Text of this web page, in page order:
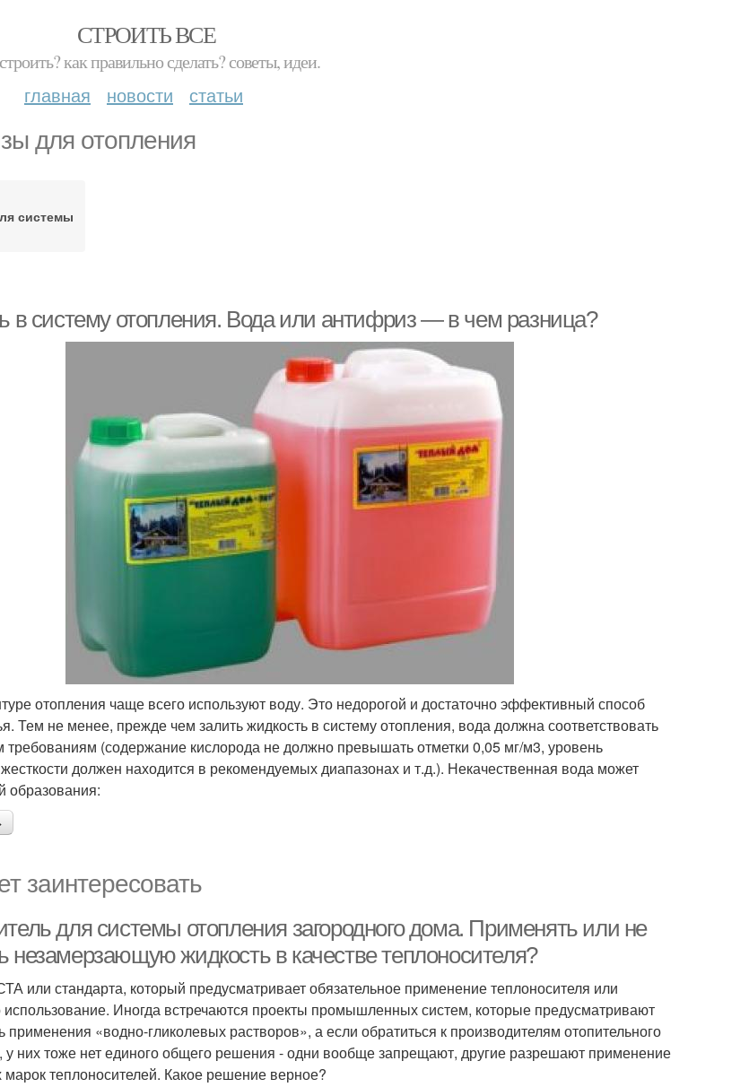
СТРОИТЬ ВСЕ
как правильно сделать? советы, идеи.
главная новости статьи
для отопления
системы
в систему отопления. Вода или антифриз — в чем разница?
отопления чаще всего используют воду. Это недорогой и достаточно эффективный способ
Тем не менее, прежде чем залить жидкость в систему отопления, вода должна соответствовать
(содержание кислорода не должно превышать отметки 0,05 мг/м3, уровень
жесткости должен находится в рекомендуемых диапазонах и т.д.). Некачественная вода может
образования:
заинтересовать
для системы отопления загородного дома. Применять или не
незамерзающую жидкость в качестве теплоносителя?
или стандарта, который предусматривает обязательное применение теплоносителя или
использование. Иногда встречаются проекты промышленных систем, которые предусматривают
применения «водно-гликолевых растворов», а если обратиться к производителям отопительного
у них тоже нет единого общего решения - одни вообще запрещают, другие разрешают применение
теплоносителей. Какое решение верное?